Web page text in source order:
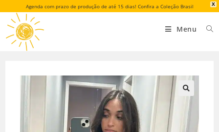
X
Agenda com prazo de produção de até 15 dias! Confira a Coleção Brasil
Menu